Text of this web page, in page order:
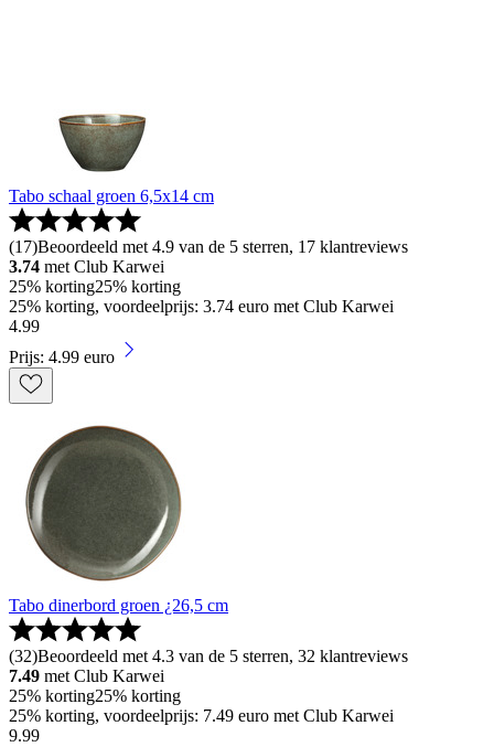
Tabo schaal groen 6,5x14 cm
(17)Beoordeeld met 4.9 van de 5 sterren, 17 klantreviews
3.74 met Club Karwei
25% korting25% korting
25% korting, voordeelprijs: 3.74 euro met Club Karwei
4.99
Prijs: 4.99 euro
Tabo dinerbord groen ¿26,5 cm
(32)Beoordeeld met 4.3 van de 5 sterren, 32 klantreviews
7.49 met Club Karwei
25% korting25% korting
25% korting, voordeelprijs: 7.49 euro met Club Karwei
9.99